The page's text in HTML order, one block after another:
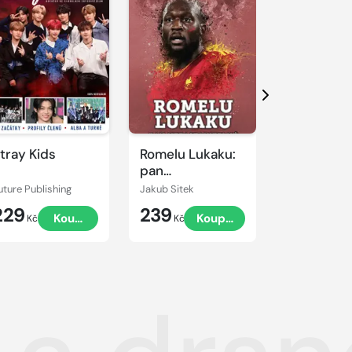
Kids
Publishing
Kč Koupit
Romelu Lukaku:
pan
nezastavitelný
Jakub Sitek
239 Kč Koupit
Další